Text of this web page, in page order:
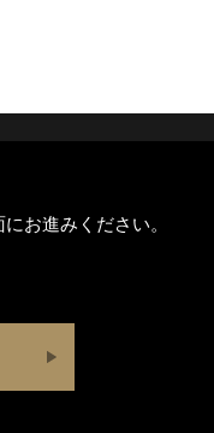
お進みください。